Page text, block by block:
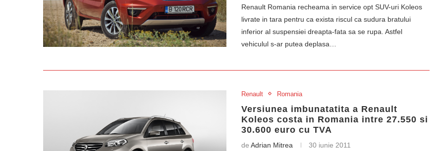
Renault Romania recheama in service opt SUV-uri Koleos
livrate in tara pentru ca exista riscul ca sudura bratului
inferior al suspensiei dreapta-fata sa se rupa. Astfel
vehiculul s-ar putea deplasa…
Renault Romania
Versiunea imbunatatita a Renault
Koleos costa in Romania intre 27.550 si
30.600 euro cu TVA
de Adrian Mitrea 30 iunie 2011